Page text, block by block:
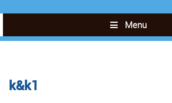
Menu
k&k1